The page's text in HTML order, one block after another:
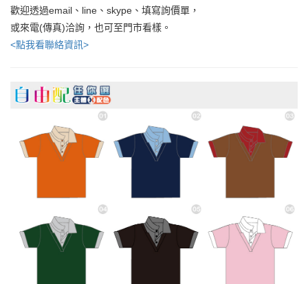
歡迎透過email、line、skype、填寫詢價單，
或來電(傳真)洽詢，也可至門市看樣。
<點我看聯絡資訊>